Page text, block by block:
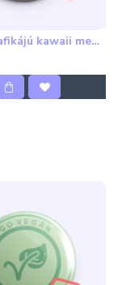
szóló
Egyedi grafikájú kawaii mentes kitűző